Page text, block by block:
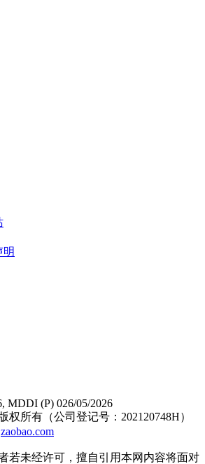
明
MDDI (P) 026/05/2026
权所有（公司登记号：202120748H）
zaobao.com
若未经许可，擅自引用本网内容将面对